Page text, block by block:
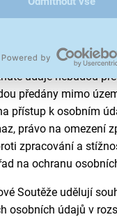
je smluvním
údajů se nemůže
údaje nebudou
předány mimo
přístup k osobním
právo na omezení
zpracování a
na ochranu
Soutěže udělují
osobních údajů v